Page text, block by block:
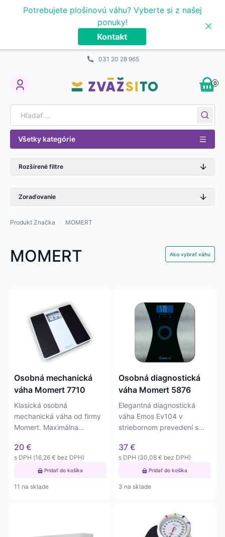
Potrebujete plošinovú váhu? Vyberte si z našej
ponuky!
Kontakt
×
031 20 28 965
My Account
0
Všetky kategórie
Produkt Značka MOMERT
MOMERT Ako vybrať váhu
Osobná mechanická
váha Momert 7710
Klasická osobná
mechanická váha od firmy
Momert. Maximálna
presnosťou na 1kg.
20 €
s DPH (16,26 € bez DPH)
Pridať do košíka
11 na sklade
Osobná diagnostická
váha Momert 5876
Elegantná diagnostická
váha Emos Ev104 v
striebornom prevedení s
má…
37 €
s DPH (30,08 € bez DPH)
Pridať do košíka
3 na sklade
Rozšírené filtre
Zoraďovanie